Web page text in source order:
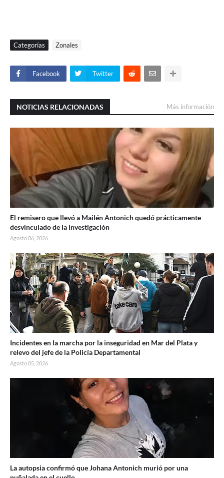
Categorías Zonales
Facebook Twitter
NOTICIAS RELACIONADAS Más información
El remisero que llevó a Mailén Antonich quedó prácticamente
desvinculado de la investigación
Agosto 06, 2026
Incidentes en la marcha por la inseguridad en Mar del Plata y
relevo del jefe de la Policía Departamental
Agosto 05, 2026
La autopsia confirmó que Johana Antonich murió por una